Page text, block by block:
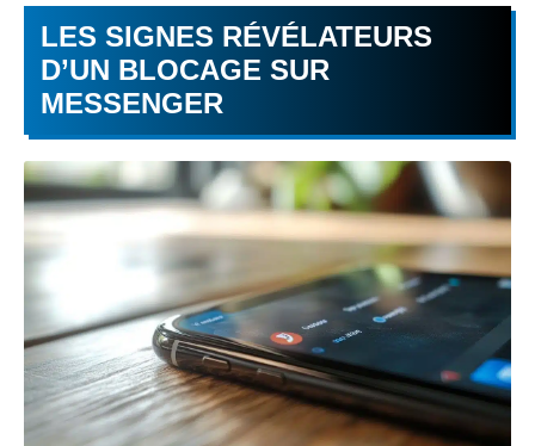
LES SIGNES RÉVÉLATEURS
D’UN BLOCAGE SUR
MESSENGER